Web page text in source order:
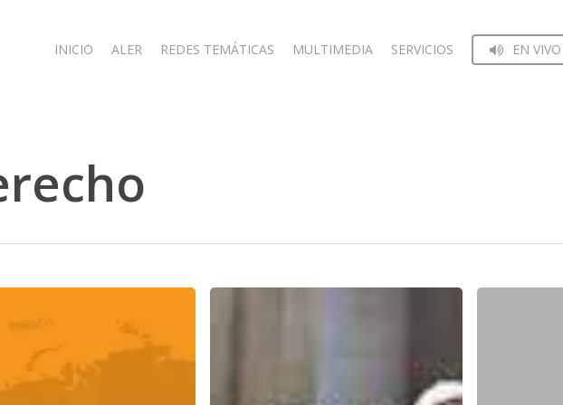
INICIO ALER REDES TEMÁTICAS MULTIMEDIA SERVICIOS EN VIVO